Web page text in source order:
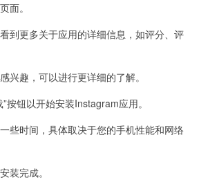
。
更多关于应用的详细信息，如评分、评
趣，可以进行更详细的了解。
钮以开始安装Instagram应用。
时间，具体取决于您的手机性能和网络
完成。